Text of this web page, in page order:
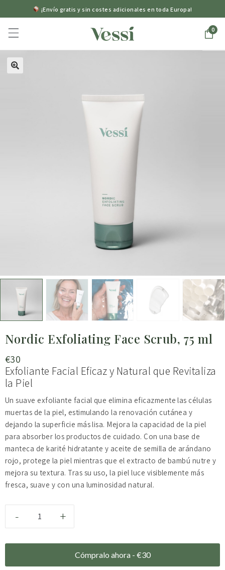
¡Envío gratis y sin costes adicionales en toda Europa!
0
Nordic Exfoliating Face Scrub, 75 ml
€30
Exfoliante Facial Eficaz y Natural que Revitaliza
la Piel
Un suave exfoliante facial que elimina eficazmente las células
muertas de la piel, estimulando la renovación cutánea y
dejando la superficie más lisa. Mejora la capacidad de la piel
para absorber los productos de cuidado. Con una base de
manteca de karité hidratante y aceite de semilla de arándano
rojo, protege la piel mientras que el extracto de bambú nutre y
mejora su textura. Tras su uso, la piel luce visiblemente más
fresca, suave y con una luminosidad natural.
- +
Cómpralo ahora - €30